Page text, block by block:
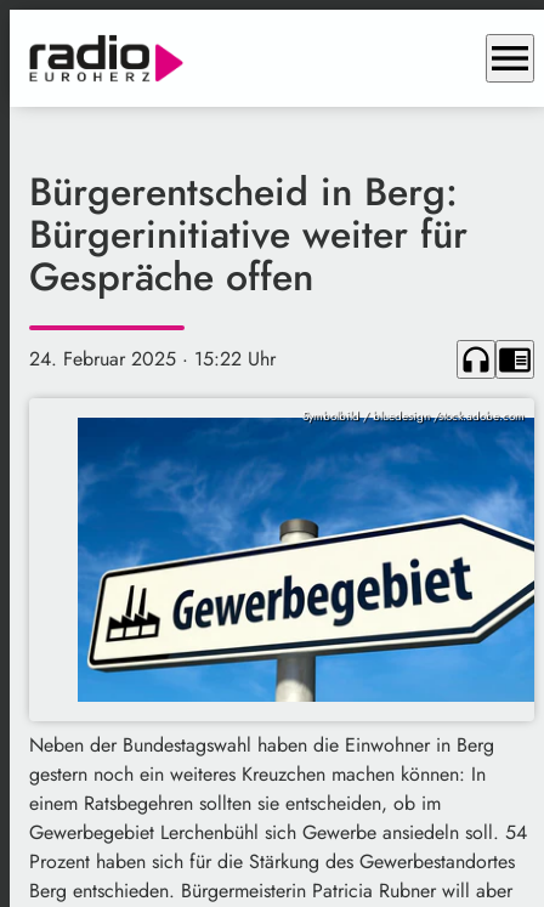
menu
Bürgerentscheid in Berg:
Bürgerinitiative weiter für
Gespräche offen
24. Februar 2025 · 15:22 Uhr headphones chrome_reader_mode
Symbolbild / bluedesign /stock.adobe.com
Neben der Bundestagswahl haben die Einwohner in Berg
gestern noch ein weiteres Kreuzchen machen können: In
einem Ratsbegehren sollten sie entscheiden, ob im
Gewerbegebiet Lerchenbühl sich Gewerbe ansiedeln soll. 54
Prozent haben sich für die Stärkung des Gewerbestandortes
Berg entschieden. Bürgermeisterin Patricia Rubner will aber